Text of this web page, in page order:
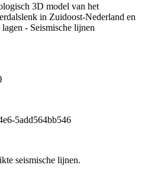
3D model van het
in Zuidoost-Nederland en
- Seismische lijnen
5add564bb546
seismische lijnen.